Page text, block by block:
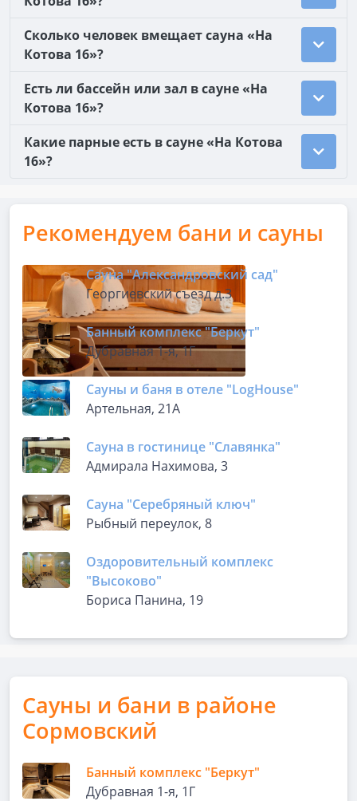
Сколько человек вмещает сауна «На
Котова 16»?
Есть ли бассейн или зал в сауне «На
Котова 16»?
Какие парные есть в сауне «На Котова
16»?
Рекомендуем бани и сауны
Сауна "Александровский сад"
Георгиевский съезд д.3
Банный комплекс "Беркут"
Дубравная 1-я, 1Г
Сауны и баня в отеле "LogHousе"
Артельная, 21А
Сауна в гостинице "Славянка"
Адмирала Нахимова, 3
Сауна "Серебряный ключ"
Рыбный переулок, 8
Оздоровительный комплекс
"Высоково"
Бориса Панина, 19
Сауны и бани в районе
Сормовский
Банный комплекс "Беркут"
Дубравная 1-я, 1Г